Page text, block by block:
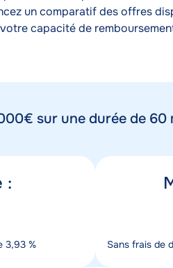
un comparatif des offres
capacité de
sur une durée de 60
:
3,93 %
montant
Description
Sans frais de